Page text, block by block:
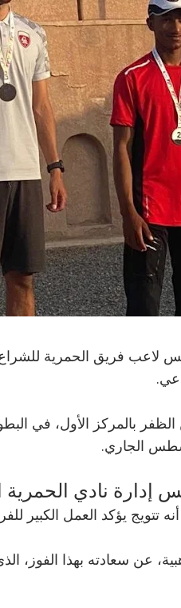
بالمركز الأول، في
نادي الحمرية
تتويج يؤكد العمل الكبير
عن سعادته بهذا الفوز،